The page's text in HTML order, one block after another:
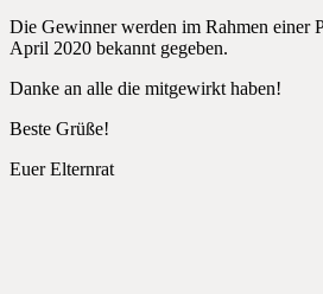
Die Gewinner werden im Rahmen einer
April 2020 bekannt gegeben.
Danke an alle die mitgewirkt haben!
Beste Grüße!
Euer Elternrat